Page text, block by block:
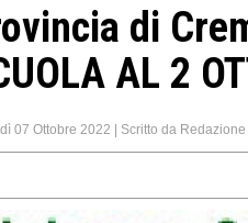
di
AL 2
07 Ottobre 2022 | Scritto da Redazione